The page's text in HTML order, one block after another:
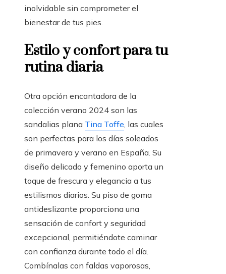
inolvidable sin comprometer el
bienestar de tus pies.
Estilo y confort para tu
rutina diaria
Otra opción encantadora de la
colección verano 2024 son las
sandalias plana Tina Toffe, las cuales
son perfectas para los días soleados
de primavera y verano en España. Su
diseño delicado y femenino aporta un
toque de frescura y elegancia a tus
estilismos diarios. Su piso de goma
antideslizante proporciona una
sensación de confort y seguridad
excepcional, permitiéndote caminar
con confianza durante todo el día.
Combínalas con faldas vaporosas,